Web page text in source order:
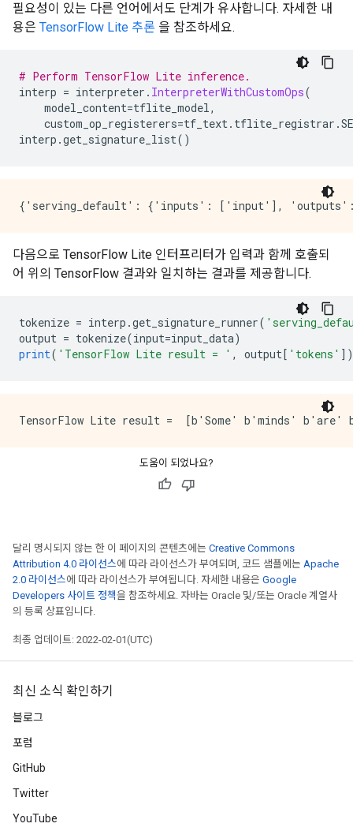
필요성이 있는 다른 언어에서도 단계가 유사합니다. 자세한 내
용은 TensorFlow Lite 추론 을 참조하세요.
# Perform TensorFlow Lite inference.
interp = interpreter . InterpreterWithCustomOps(
model_content=tflite_model,
custom_op_registerers=tf_text. tflite_registrar .
interp .get_signature_list()
다음으로 TensorFlow Lite 인터프리터가 입력과 함께 호출되
어 위의 TensorFlow 결과와 일치하는 결과를 제공합니다.
tokenize = interp .get_signature_runner(
output = tokenize(input=input_data)
print( 'TensorFlow Lite result = ' , output[ 'tokens' ])
도움이 되었나요?
달리 명시되지 않는 한 이 페이지의 콘텐츠에는 Creative Commons
Attribution 4.0 라이선스에 따라 라이선스가 부여되며, 코드 샘플에는 Apache
2.0 라이선스에 따라 라이선스가 부여됩니다. 자세한 내용은 Google
Developers 사이트 정책을 참조하세요. 자바는 Oracle 및/또는 Oracle 계열사
의 등록 상표입니다.
최종 업데이트: 2022-02-01(UTC)
최신 소식 확인하기
블로그
포럼
GitHub
Twitter
YouTube